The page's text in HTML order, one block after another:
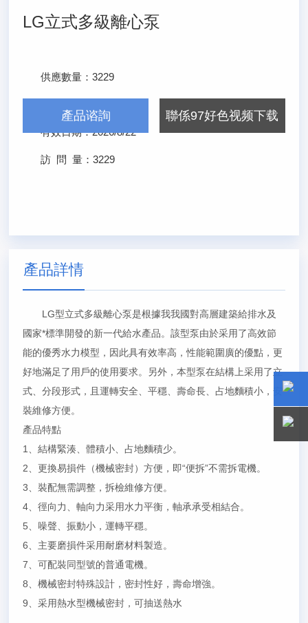
LG立式多級離心泵
供應數量：3229
有效日期：2026/8/22
訪 問 量：3229
產品谘詢 聯係97好色视频下载
產品詳情
LG型立式多級離心泵是根據我我國對高層建築給排水及
國家*標準開發的新一代給水產品。該型泵由於采用了高效節
能的優秀水力模型，因此具有效率高，性能範圍廣的優點，更
好地滿足了用戶的使用要求。另外，本型泵在結構上采用了立
式、分段形式，且運轉安全、平穩、壽命長、占地麵積小，安
裝維修方便。
產品特點
1、結構緊湊、體積小、占地麵積少。
2、更換易損件（機械密封）方便，即“便拆”不需拆電機。
3、裝配無需調整，拆檢維修方便。
4、徑向力、軸向力采用水力平衡，軸承承受相結合。
5、噪聲、振動小，運轉平穩。
6、主要磨損件采用耐磨材料製造。
7、可配裝同型號的普通電機。
8、機械密封特殊設計，密封性好，壽命增強。
9、采用熱水型機械密封，可抽送熱水